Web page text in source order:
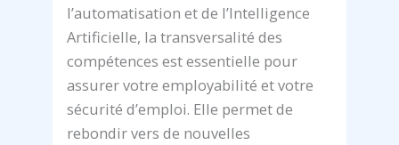
l’automatisation et de l’Intelligence
Artificielle, la transversalité des
compétences est essentielle pour
assurer votre employabilité et votre
sécurité d’emploi. Elle permet de
rebondir vers de nouvelles